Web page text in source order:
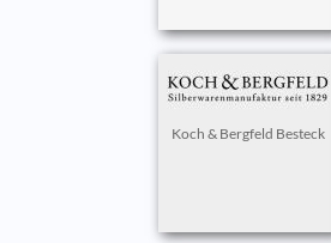
Koch & Bergfeld Besteck